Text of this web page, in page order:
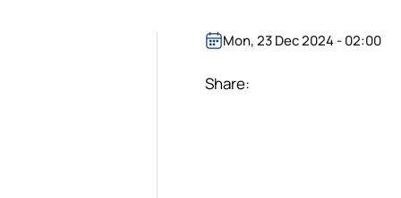
Mon, 23 Dec 2024 - 02:00
Share: